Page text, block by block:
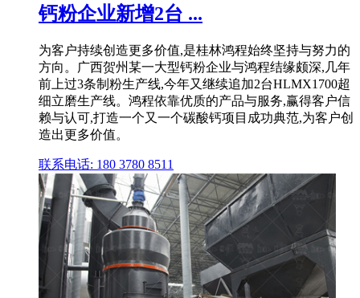
钙粉企业新增2台 ...
为客户持续创造更多价值,是桂林鸿程始终坚持与努力的
方向。广西贺州某一大型钙粉企业与鸿程结缘颇深,几年
前上过3条制粉生产线,今年又继续追加2台HLMX1700超
细立磨生产线。鸿程依靠优质的产品与服务,赢得客户信
赖与认可,打造一个又一个碳酸钙项目成功典范,为客户创
造出更多价值。
联系电话: 180 3780 8511